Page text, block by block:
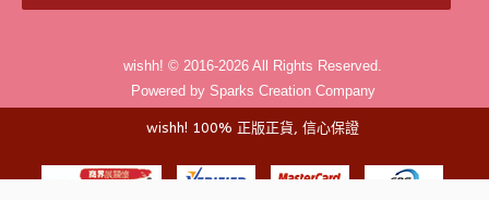
wishh! © 2016-2026 All Rights Reserved.
Powered by Sparks Creation Company
wishh! 100% 正版正貨, 信心保證